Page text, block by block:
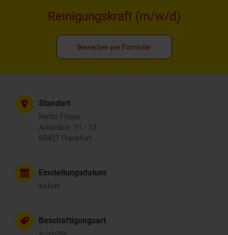
Reinigungskraft (m/w/d)
Bewerben per Formular
Standort
Netto Filiale
Arnoldstr. 11 - 13
60437 Frankfurt
Einstellungsdatum
sofort
Beschäftigungsart